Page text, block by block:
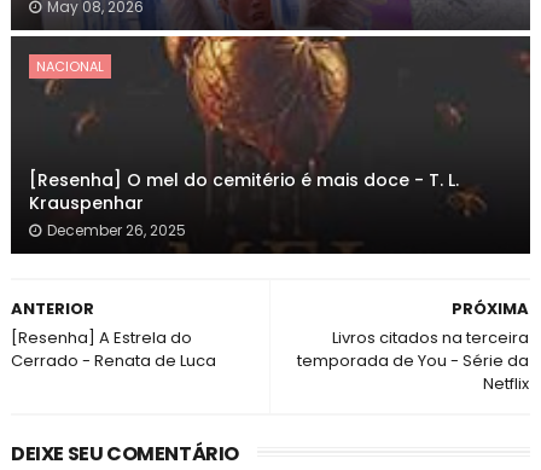
May 08, 2026
NACIONAL
[Resenha] O mel do cemitério é mais doce - T. L.
Krauspenhar
December 26, 2025
PRÓXIMA
Livros citados na terceira
temporada de You - Série da
Netflix
ANTERIOR
[Resenha] A Estrela do
Cerrado - Renata de Luca
DEIXE SEU COMENTÁRIO